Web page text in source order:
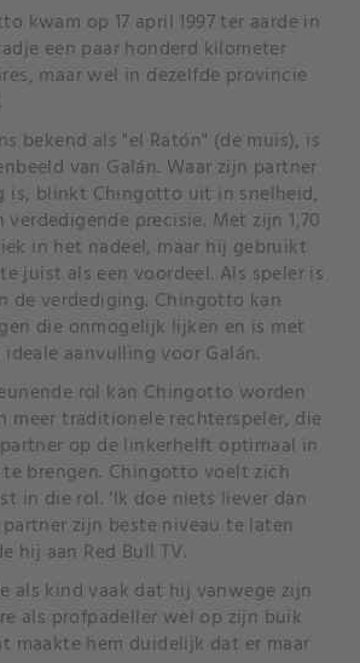
kwam op 17 april 1997 ter aarde in
een paar honderd kilometer
maar wel in dezelfde provincie
bekend als "el Ratón" (de muis), is
van Galán. Waar zijn partner
is, blinkt Chingotto uit in snelheid,
precisie. Met zijn 1,70
in het nadeel, maar hij gebruikt
juist als een voordeel. Als speler is
de verdediging. Chingotto kan
die onmogelijk lijken en is met
aanvulling voor Galán.
rol kan Chingotto worden
meer traditionele rechterspeler, die
op de linkerhelft optimaal in
brengen. Chingotto voelt zich
in die rol. ‘Ik doe niets liever dan
zijn beste niveau te laten
hij aan Red Bull TV.
als kind vaak dat hij vanwege zijn
als profpadeller wel op zijn buik
maakte hem duidelijk dat er maar